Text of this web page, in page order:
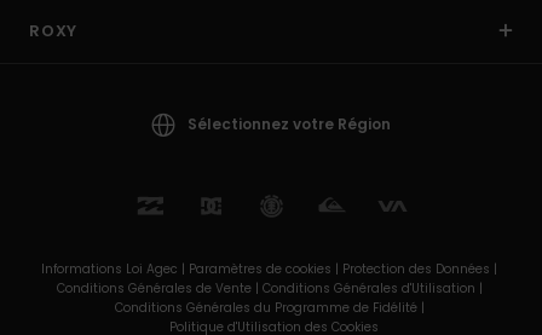
ROXY
Sélectionnez votre Région
Informations Loi Agec | Paramètres de cookies | Protection des Données |
Conditions Générales de Vente | Conditions Générales d'Utilisation |
Conditions Générales du Programme de Fidélité |
Politique d'Utilisation des Cookies